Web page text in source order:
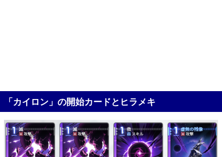
「カイロン」の開始カードとヒラメキ